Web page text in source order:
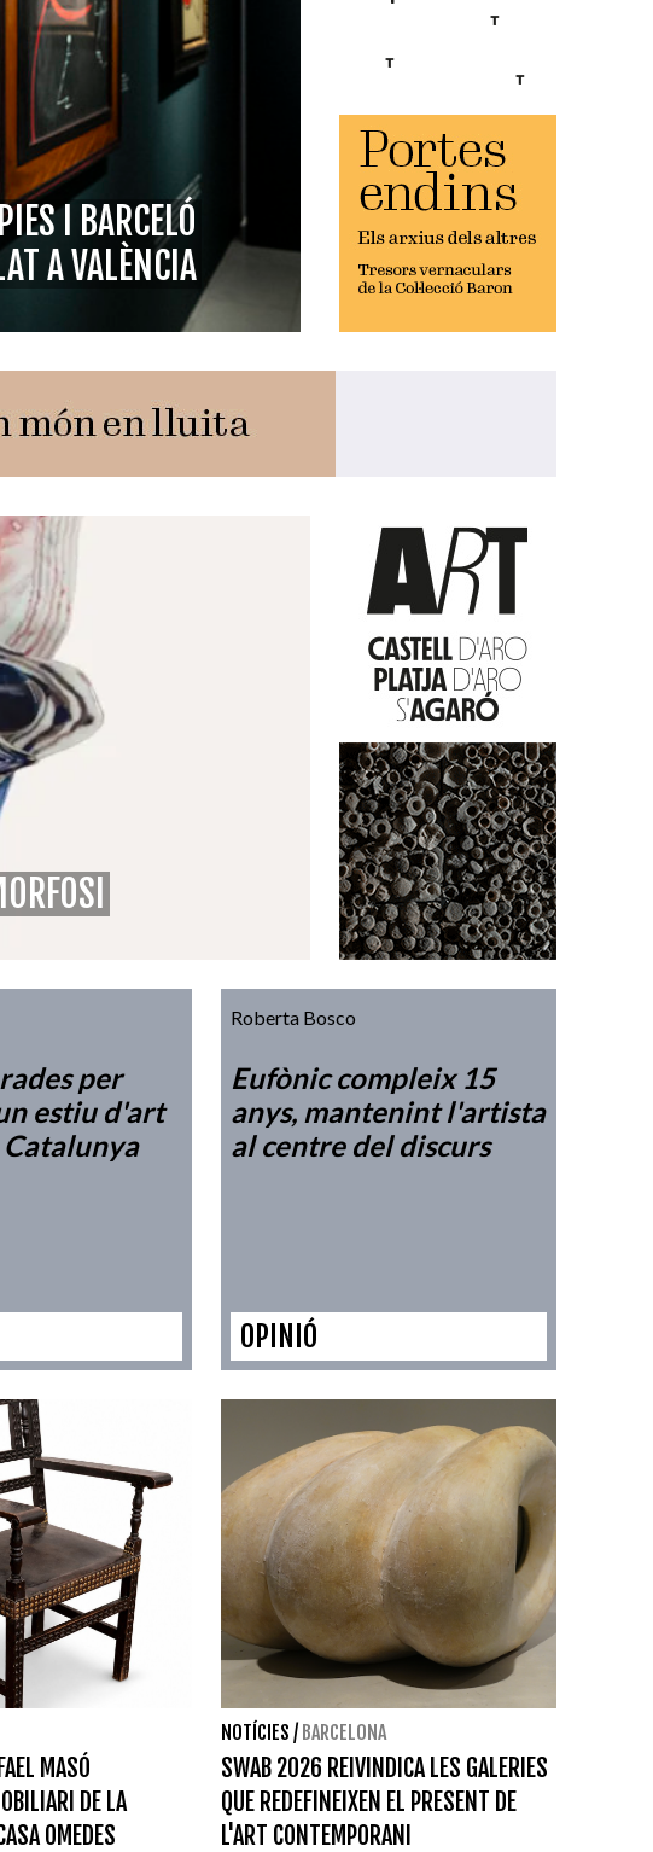
I BARCELÓ
A VALÈNCIA
per
estiu d'art
Roberta Bosco
Eufònic compleix 15
anys, mantenint l'artista
al centre del discurs
OPINIÓ
MASÓ
DE LA
OMEDES
NOTÍCIES / BARCELONA
SWAB 2026 REIVINDICA LES GALERIES
QUE REDEFINEIXEN EL PRESENT DE
L'ART CONTEMPORANI